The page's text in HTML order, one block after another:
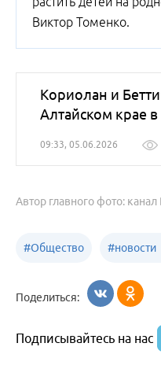
Виктор Томенко.
Кориолан и
Алтайском крае
09:33, 05.06.2026
Автор главного фото:
#Общество #новости
Поделиться:
Подписывайтесь на нас